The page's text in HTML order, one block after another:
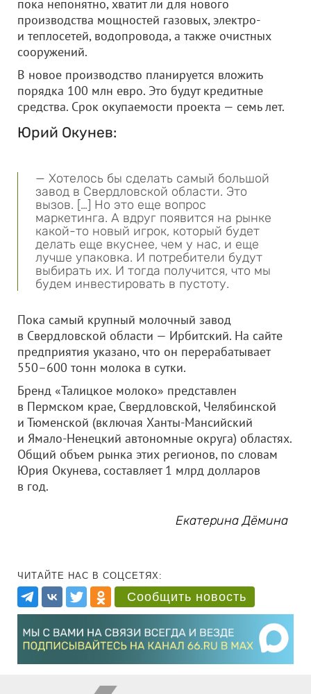
пока непонятно, хватит ли для нового
производства мощностей газовых, электро-
и теплосетей, водопровода, а также очистных
сооружений.
В новое производство планируется вложить
порядка 100 млн евро. Это будут кредитные
средства. Срок окупаемости проекта — семь лет.
Юрий Окунев:
— Хотелось бы сделать самый большой
завод в Свердловской области. Это
вызов. […] Но это еще вопрос
маркетинга. А вдруг появится на рынке
какой-то новый игрок, который будет
делать еще вкуснее, чем у нас, и еще
лучше упаковка. И потребители будут
выбирать их. И тогда получится, что мы
будем инвестировать в пустоту.
Пока самый крупный молочный завод
в Свердловской области — Ирбитский. На сайте
предприятия указано, что он перерабатывает
550–600 тонн молока в сутки.
Бренд «Талицкое молоко» представлен
в Пермском крае, Свердловской, Челябинской
и Тюменской (включая Ханты-Мансийский
и Ямало-Ненецкий автономные округа) областях.
Общий объем рынка этих регионов, по словам
Юрия Окунева, составляет 1 млрд долларов
в год.
Екатерина Дёмина
ЧИТАЙТЕ НАС В СОЦСЕТЯХ:
Сообщить новость